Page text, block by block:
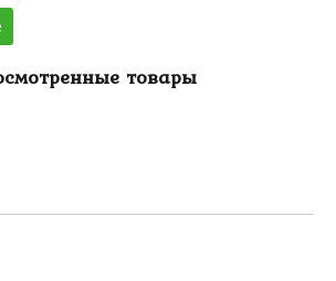
товары